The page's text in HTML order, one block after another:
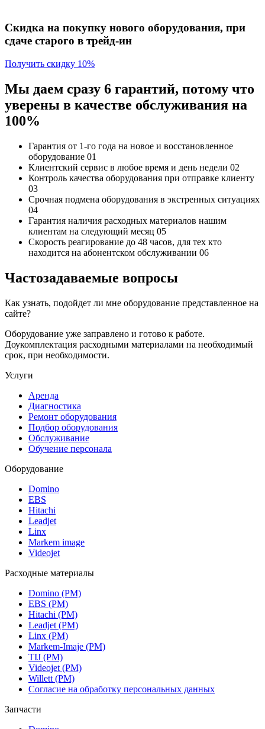
Скидка на покупку нового оборудования, при
сдаче старого в трейд-ин
Получить скидку 10%
Мы даем сразу 6 гарантий, потому что
уверены в качестве обслуживания на
100%
Гарантия от 1-го года на новое и восстановленное
оборудование 01
Клиентский сервис в любое время и день недели 02
Контроль качества оборудования при отправке клиенту
03
Срочная подмена оборудования в экстренных ситуациях
04
Гарантия наличия расходных материалов нашим
клиентам на следующий месяц 05
Скорость реагирование до 48 часов, для тех кто
находится на абонентском обслуживании 06
Частозадаваемые вопросы
Как узнать, подойдет ли мне оборудование представленное на
сайте?
Оборудование уже заправлено и готово к работе.
Доукомплектация расходными материалами на необходимый
срок, при необходимости.
Услуги
Аренда
Диагностика
Ремонт оборудования
Подбор оборудования
Обслуживание
Обучение персонала
Оборудование
Domino
EBS
Hitachi
Leadjet
Linx
Markem image
Videojet
Расходные материалы
Domino (РМ)
EBS (РМ)
Hitachi (РМ)
Leadjet (РМ)
Linx (РМ)
Markem-Imaje (РМ)
TIJ (РМ)
Videojet (РМ)
Willett (РМ)
Согласие на обработку персональных данных
Запчасти